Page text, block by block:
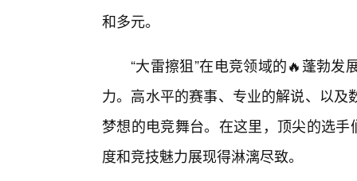
和多元。
“大雷擦狙”在电竞领域的🔥蓬勃
力。高水平的赛事、专业的解说、以
梦想的电竞舞台。在这里，顶尖的选
度和竞技魅力展现得淋漓尽致。